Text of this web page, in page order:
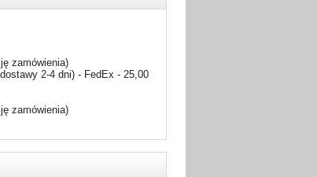
zamówienia)
2-4 dni) - FedEx - 25,00
zamówienia)